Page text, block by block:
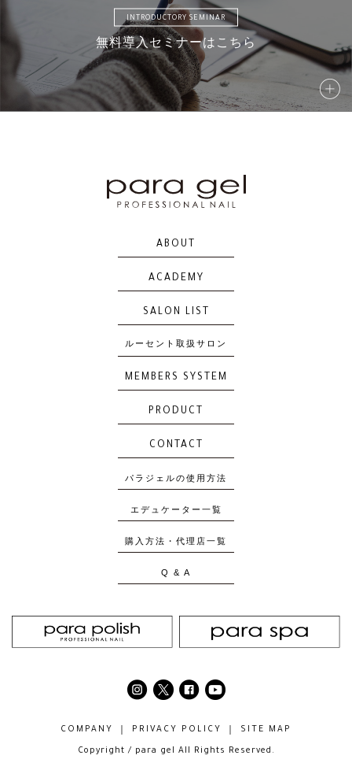
INTRODUCTORY SEMINAR
無料導入セミナーはこちら
ABOUT
ACADEMY
SALON LIST
ルーセント取扱サロン
MEMBERS SYSTEM
PRODUCT
CONTACT
パラジェルの使用方法
エデュケーター一覧
購入方法・代理店一覧
Q & A
COMPANY PRIVACY POLICY SITE MAP
Copyright / para gel All Rights Reserved.